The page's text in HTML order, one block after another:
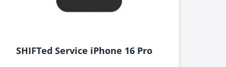
SHIFTed Service iPhone 16 Pro